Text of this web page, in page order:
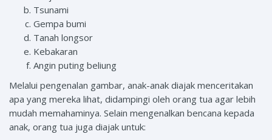
Tsunami
Gempa bumi
Tanah longsor
Kebakaran
Angin puting beliung
Melalui pengenalan gambar, anak-anak diajak menceritakan
apa yang mereka lihat, didampingi oleh orang tua agar lebih
mudah memahaminya. Selain mengenalkan bencana kepada
anak, orang tua juga diajak untuk: